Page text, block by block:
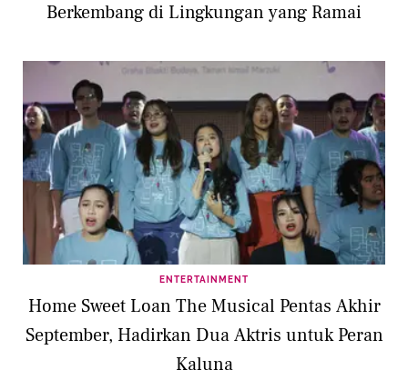
Berkembang di Lingkungan yang Ramai
ENTERTAINMENT
Home Sweet Loan The Musical Pentas Akhir
September, Hadirkan Dua Aktris untuk Peran
Kaluna